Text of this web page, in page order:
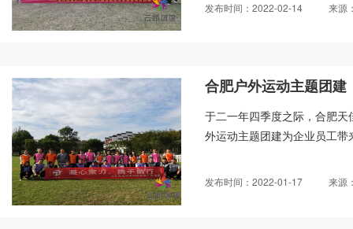
发布时间：2022-02-14 来源
合肥户外运动主题团建
于二一年四季度之际，合肥
外运动主题团建为企业员工
发布时间：2022-01-17 来源